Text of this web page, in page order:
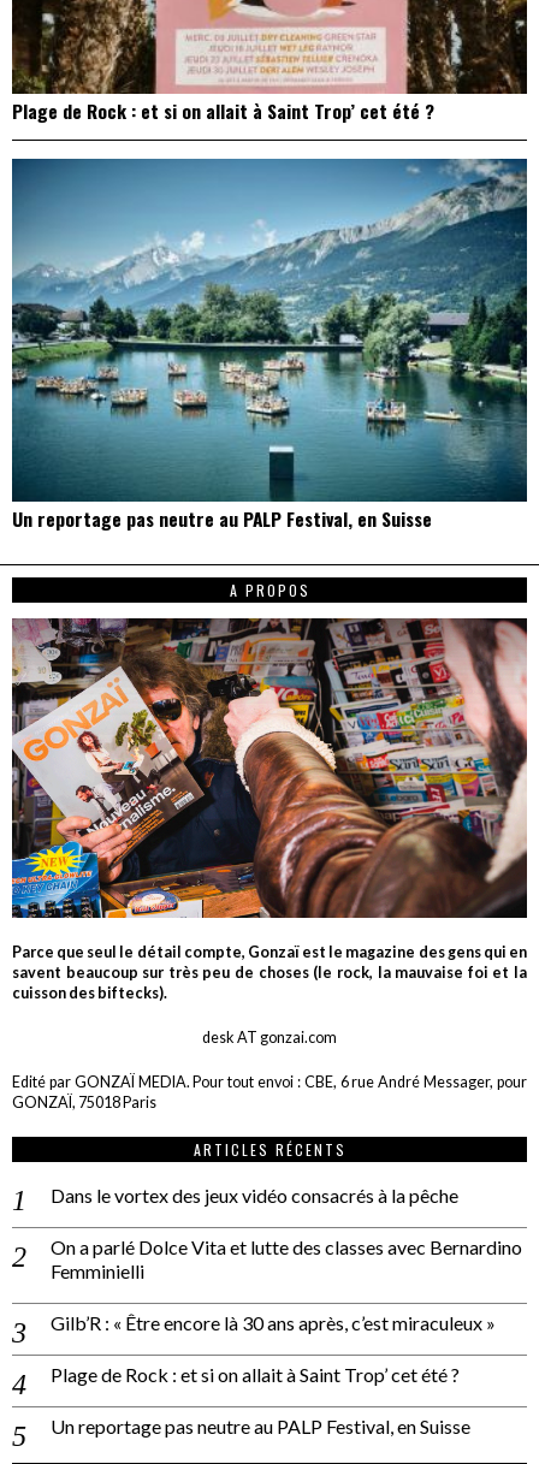
Plage de Rock : et si on allait à Saint Trop’ cet été ?
Un reportage pas neutre au PALP Festival, en Suisse
A PROPOS
Parce que seul le détail compte, Gonzaï est le magazine des gens qui en
savent beaucoup sur très peu de choses (le rock, la mauvaise foi et la
cuisson des biftecks).
desk AT gonzai.com
Edité par GONZAÏ MEDIA. Pour tout envoi : CBE, 6 rue André Messager, pour
GONZAÏ, 75018 Paris
ARTICLES RÉCENTS
Dans le vortex des jeux vidéo consacrés à la pêche
On a parlé Dolce Vita et lutte des classes avec Bernardino
Femminielli
Gilb’R : « Être encore là 30 ans après, c’est miraculeux »
Plage de Rock : et si on allait à Saint Trop’ cet été ?
Un reportage pas neutre au PALP Festival, en Suisse